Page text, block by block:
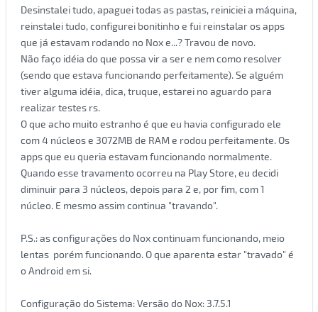
Desinstalei tudo, apaguei todas as pastas, reiniciei a máquina,
reinstalei tudo, configurei bonitinho e fui reinstalar os apps
que já estavam rodando no Nox e...? Travou de novo.
Não faço idéia do que possa vir a ser e nem como resolver
(sendo que estava funcionando perfeitamente). Se alguém
tiver alguma idéia, dica, truque, estarei no aguardo para
realizar testes rs.
O que acho muito estranho é que eu havia configurado ele
com 4 núcleos e 3072MB de RAM e rodou perfeitamente. Os
apps que eu queria estavam funcionando normalmente.
Quando esse travamento ocorreu na Play Store, eu decidi
diminuir para 3 núcleos, depois para 2 e, por fim, com 1
núcleo. E mesmo assim continua "travando".
P.S.: as configurações do Nox continuam funcionando, meio
lentas porém funcionando. O que aparenta estar "travado" é
o Android em si.
Configuração do Sistema: Versão do Nox: 3.7.5.1